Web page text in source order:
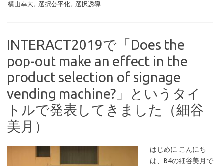
横山幸大, 選択公平化, 選択誘導
INTERACT2019で「Does the
pop-out make an effect in the
product selection of signage
vending machine?」というタイ
トルで発表してきました（細谷
美月）
はじめに こんにち
は、B4の細谷美月で